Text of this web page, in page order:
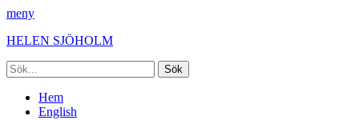
meny
HELEN SJÖHOLM
Sök
efter:
[label]
Primär
HoppaHem
English